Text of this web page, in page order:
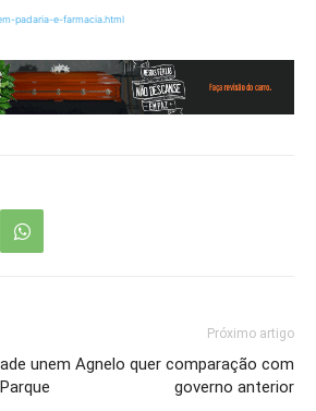
padaria-e-farmacia.html
unem
Próximo artigo
Agnelo quer comparação com
governo anterior